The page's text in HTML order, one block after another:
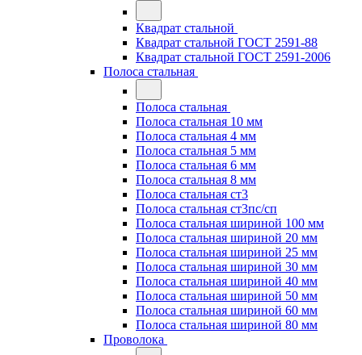
Квадрат стальной
Квадрат стальной ГОСТ 2591-88
Квадрат стальной ГОСТ 2591-2006
Полоса стальная
Полоса стальная
Полоса стальная 10 мм
Полоса стальная 4 мм
Полоса стальная 5 мм
Полоса стальная 6 мм
Полоса стальная 8 мм
Полоса стальная ст3
Полоса стальная ст3пс/сп
Полоса стальная шириной 100 мм
Полоса стальная шириной 20 мм
Полоса стальная шириной 25 мм
Полоса стальная шириной 30 мм
Полоса стальная шириной 40 мм
Полоса стальная шириной 50 мм
Полоса стальная шириной 60 мм
Полоса стальная шириной 80 мм
Проволока